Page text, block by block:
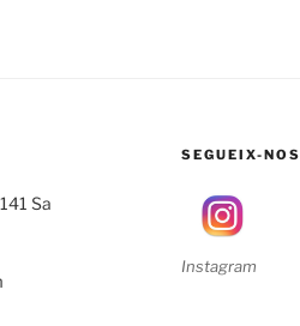
Sa
SEGUEIX-NOS
Instagram